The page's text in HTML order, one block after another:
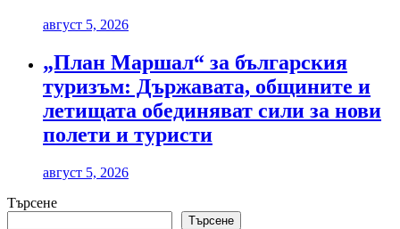
август 5, 2026
„План Маршал“ за българския
туризъм: Държавата, общините и
летищата обединяват сили за нови
полети и туристи
август 5, 2026
Търсене
Търсене